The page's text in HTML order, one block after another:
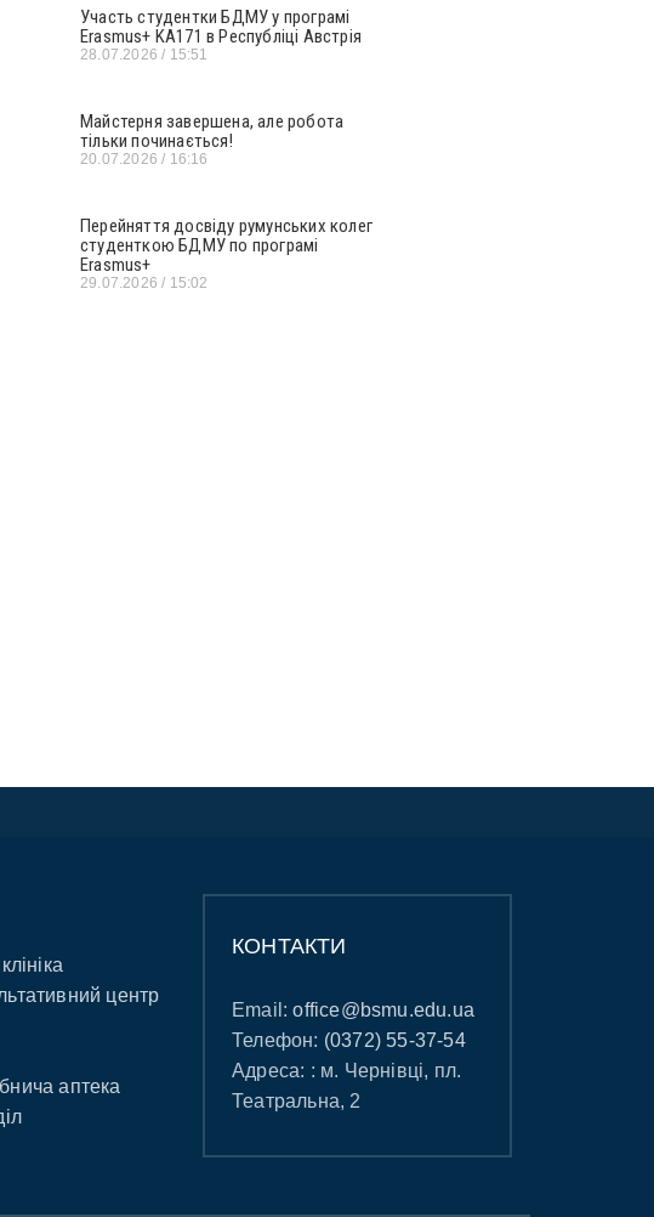
Участь студентки БДМУ у програмі
Erasmus+ KA171 в Республіці Австрія
28.07.2026 15:51
Майстерня завершена, але робота
тільки починається!
20.07.2026 16:16
Перейняття досвіду румунських колег
студенткою БДМУ по програмі
Erasmus+
29.07.2026 15:02
центр
аптека
КОНТАКТИ
Email:office@bsmu.edu.ua
Телефон: (0372) 55-37-54
Адреса: : м. Чернівці, пл.
Театральна, 2